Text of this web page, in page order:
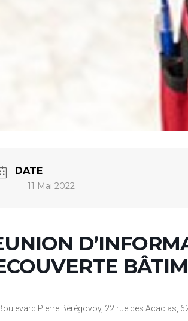
DATE
11 Mai 2022
Pierre Bérégovoy, 22 rue des Acacias,